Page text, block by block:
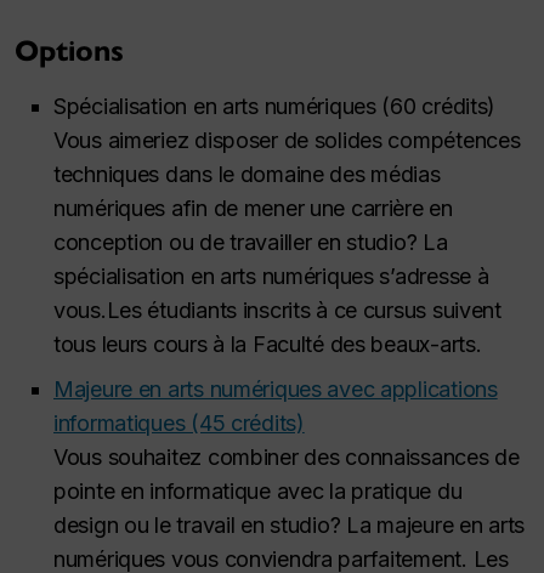
Options
Spécialisation en arts numériques (60 crédits)
Vous aimeriez disposer de solides compétences
techniques dans le domaine des médias
numériques afin de mener une carrière en
conception ou de travailler en studio? La
spécialisation en arts numériques s’adresse à
vous.Les étudiants inscrits à ce cursus suivent
tous leurs cours à la Faculté des beaux-arts.
Majeure en arts numériques avec applications
informatiques (45 crédits)
Vous souhaitez combiner des connaissances de
pointe en informatique avec la pratique du
design ou le travail en studio? La majeure en arts
numériques vous conviendra parfaitement. Les